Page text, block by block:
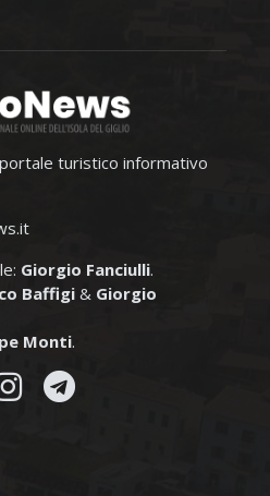
turistico informativo
Giorgio Fanciulli.
Baffigi& Giorgio
Monti.